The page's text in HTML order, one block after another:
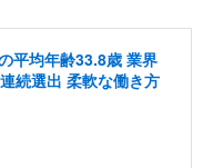
平均年齢33.8歳 業界
続選出 柔軟な働き方